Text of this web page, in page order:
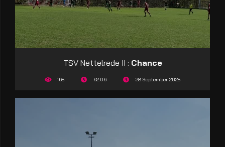
TSV Nettelrede II : Chance
165 62:06 28 September 2025